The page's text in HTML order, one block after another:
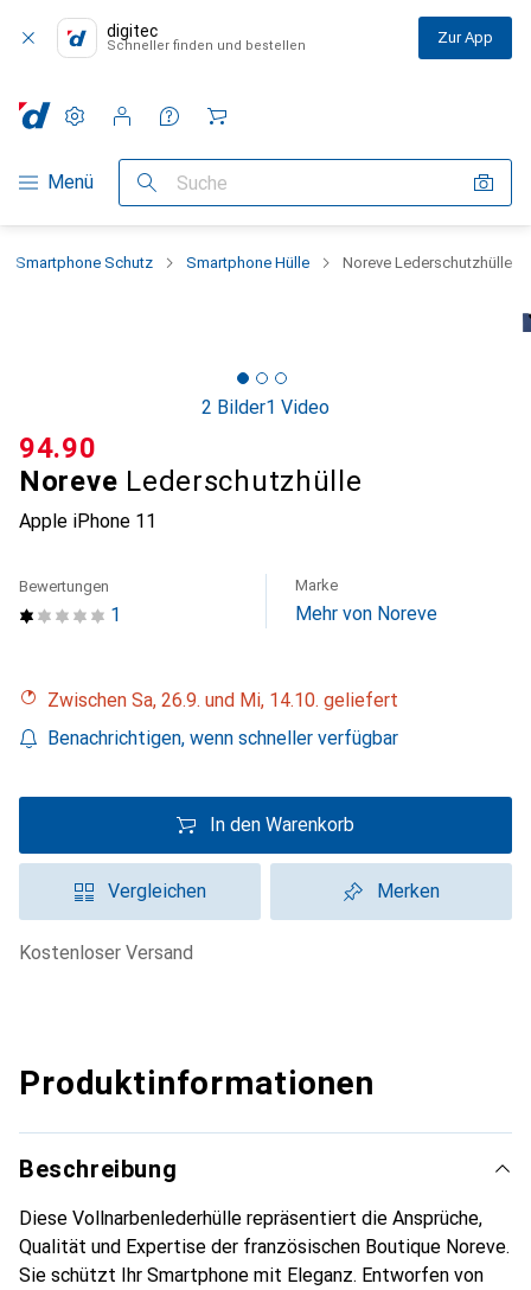
digitec
Schneller finden und bestellen Zur App
Navigation nach Kategorien
Menü Suche
Einstellungen
Kundenkonto
Vergleichslisten
Merklisten
Warenkorb
Smartphone Schutz Smartphone Hülle Noreve Lederschutzhülle
2 Bilder1 Video
Noreve Lederschutzhülle
Apple iPhone 11
CHF
94.90
1
Bewertungen Marke
Mehr von Noreve
Zwischen Sa, 26.9. und Mi, 14.10. geliefert
Benachrichtigen, wenn schneller verfügbar
In den Warenkorb
Vergleichen Merken
kostenloser Versand
Produktinformationen
Beschreibung
Diese Vollnarbenlederhülle repräsentiert die Ansprüche,
Qualität und Expertise der französischen Boutique Noreve.
Sie schützt Ihr Smartphone mit Eleganz. Entworfen von